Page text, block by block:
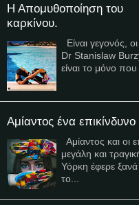
Η Απομυθοποίηση του
καρκίνου.
Είναι γεγονός,
Dr Stanislaw
είναι το μόνο που
Αμίαντος ένα επικίνδυνο
Αμίαντος και οι
μεγάλη και
Υόρκη έφερε
το...